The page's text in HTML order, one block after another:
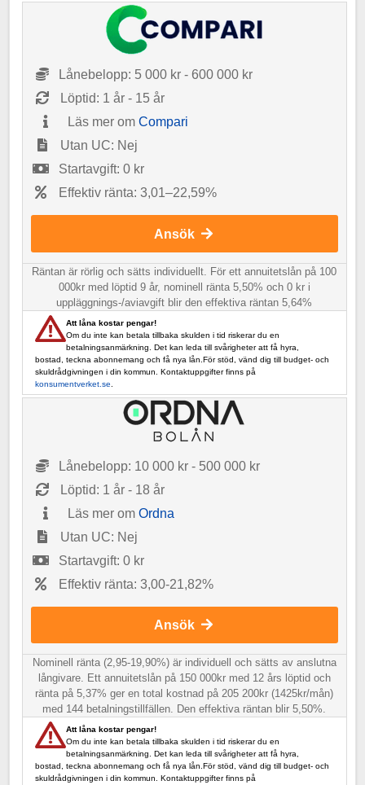
Lånebelopp: 5 000 kr - 600 000 kr
Löptid: 1 år - 15 år
Läs mer om Compari
Utan UC: Nej
Startavgift: 0 kr
Effektiv ränta: 3,01–22,59%
Ansök
Räntan är rörlig och sätts individuellt. För ett annuitetslån på 100
000kr med löptid 9 år, nominell ränta 5,50% och 0 kr i
uppläggnings-/avi­­avgift blir den effektiva räntan 5,64%
Att låna kostar pengar!
Om du inte kan betala tillbaka skulden i tid riskerar du en
betalningsanmärkning. Det kan leda till svårigheter att få hyra,
bostad, teckna abonnemang och få nya lån.För stöd, vänd dig till budget- och
skuldrådgivningen i din kommun. Kontaktuppgifter finns på
konsumentverket.se
Lånebelopp: 10 000 kr - 500 000 kr
Löptid: 1 år - 18 år
Läs mer om Ordna
Utan UC: Nej
Startavgift: 0 kr
Effektiv ränta: 3,00-21,82%
Ansök
Nominell ränta (2,95-19,90%) är individuell och sätts av anslutna
långivare. Ett annuitetslån på 150 000kr med 12 års löptid och
ränta på 5,37% ger en total kostnad på 205 200kr (1425kr/mån)
med 144 betalningstillfällen. Den effektiva räntan blir 5,50%.
Att låna kostar pengar!
Om du inte kan betala tillbaka skulden i tid riskerar du en
betalningsanmärkning. Det kan leda till svårigheter att få hyra,
bostad, teckna abonnemang och få nya lån.För stöd, vänd dig till budget- och
skuldrådgivningen i din kommun. Kontaktuppgifter finns på